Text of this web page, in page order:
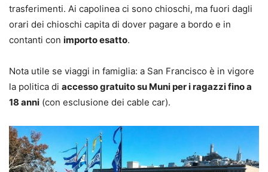
trasferimenti. Ai capolinea ci sono chioschi, ma fuori dagli
orari dei chioschi capita di dover pagare a bordo e in
contanti con importo esatto.
Nota utile se viaggi in famiglia: a San Francisco è in vigore
la politica di accesso gratuito su Muni per i ragazzi fino a
18 anni (con esclusione dei cable car).